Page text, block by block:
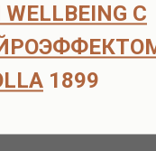
С
1899
под заказ.